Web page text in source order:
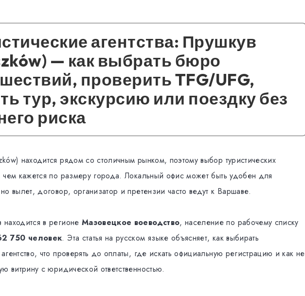
агентства: Прушкув
— как выбрать бюро
проверить TFG/UFG,
тур, экскурсию или поездку без
риска
находится рядом со столичным рынком, поэтому выбор туристических
чем кажется по размеру города. Локальный офис может быть удобен для
вылет, договор, организатор и претензии часто ведут к Варшаве.
в регионе Мазовецкое воеводство, население по рабочему списку
750 человек. Эта статья на русском языке объясняет, как выбирать
агентство, что проверять до оплаты, где искать официальную регистрацию и как не
витрину с юридической ответственностью.